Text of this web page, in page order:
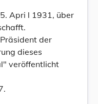
Apri l 1931, über
der
dieses
veröffentlicht